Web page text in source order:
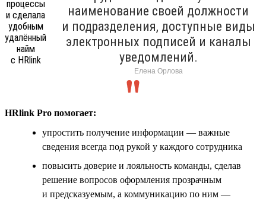
наименование своей должности
и подразделения, доступные виды
электронных подписей и каналы
уведомлений.
Елена Орлова
HRlink Pro помогает:
упростить получение информации — важные
сведения всегда под рукой у каждого сотрудника
повысить доверие и лояльность команды, сделав
решение вопросов оформления прозрачным
и предсказуемым, а коммуникацию по ним —